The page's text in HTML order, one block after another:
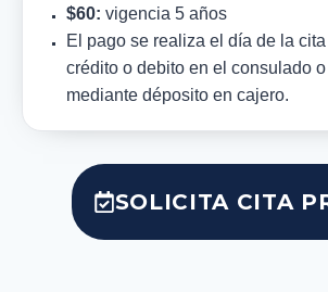
$60: vigencia 5 años
El pago se realiza el día de la
crédito o debito en el consulado
mediante déposito en cajero.
SOLICITA CITA